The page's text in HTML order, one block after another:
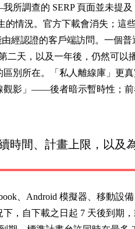
所調查的 SERP 頁面並未提及
情況。官方下載會消失；這
經認證的客戶端訪問。一個普
二天，以及一年後，仍然可以
別所在。「私人離線庫」更
觀影」——後者暗示暫時性；前
時間、計畫上限，以及
、Android 模擬器、移動設
，自下載之日起 7 天後到期